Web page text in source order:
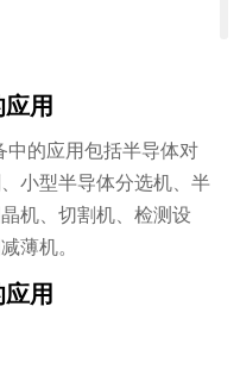
用
中的应用包括半导体对
小型半导体分选机、半
机、切割机、检测设
薄机。
用